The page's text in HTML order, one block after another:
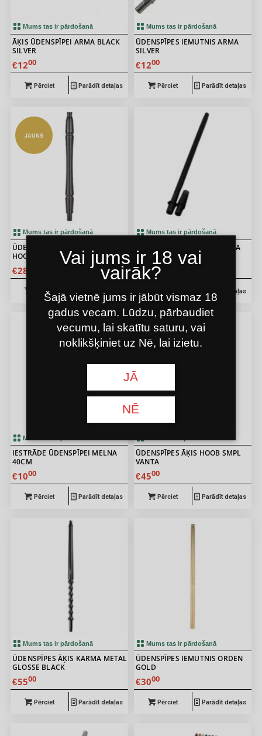
Mums tas ir pārdošanā
ĀĶIS ŪDENSPĪPEI ARMA BLACK
SILVER
€1200
Pērciet Parādīt detaļas
Mums tas ir pārdošanā
ŪDENSPĪPES IEMUTNIS ARMA
SILVER
€1200
Pērciet Parādīt detaļas
Mums tas ir pārdošanā
JAUNS
ŪDENSPĪPES IEMUTNIS AROMA
HOOKAH BLACK
€28
Pērciet Parādīt detaļas
Mums tas ir pārdošanā
IESTRĀDE ŪDENSPĪPEI MELNA
30CM
€ 800
Pērciet Parādīt detaļas
Mums tas ir pārdošanā
IESTRĀDE ŪDENSPĪPEI MELNA
40CM
€1000
Pērciet Parādīt detaļas
ŪDENSPĪPES ĀĶIS HOOB SMPL
VANTA
€4500
Pērciet Parādīt detaļas
Mums tas ir pārdošanā
ŪDENSPĪPES ĀĶIS KARMA METAL
GLOSSE BLACK
€5500
Pērciet Parādīt detaļas
Mums tas ir pārdošanā
ŪDENSPĪPES IEMUTNIS ORDEN
GOLD
€3000
Pērciet Parādīt detaļas
Vai jums ir 18 vai
vairāk?
Šajā vietnē jums ir jābūt vismaz 18
gadus vecam. Lūdzu, pārbaudiet
vecumu, lai skatītu saturu, vai
noklikšķiniet uz Nē, lai izietu.
JĀ
NĒ